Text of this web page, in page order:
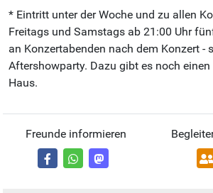
* Eintritt unter der Woche und zu allen
Freitags und Samstags ab 21:00 Uhr
an Konzertabenden nach dem Konzert -
Aftershowparty. Dazu gibt es noch einen
Haus.
Freunde informieren